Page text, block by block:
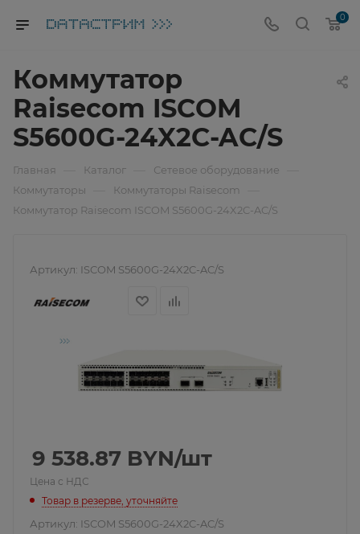
0
Коммутатор
Raisecom ISCOM
S5600G-24X2C-AC/S
Главная Каталог Сетевое оборудование
Коммутаторы Коммутаторы Raisecom
Коммутатор Raisecom ISCOM S5600G-24X2C-AC/S
Артикул: ISCOM S5600G-24X2C-AC/S
9 538.87 BYN/шт
Цена с НДС
Товар в резерве, уточняйте
Артикул: ISCOM S5600G-24X2C-AC/S